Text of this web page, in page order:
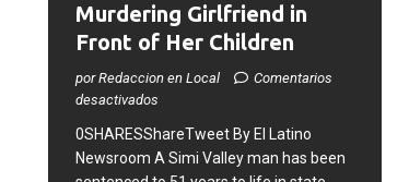
Murdering Girlfriend in
Front of Her Children
por Redaccion en Local
Comentarios
desactivados
0SHARESShareTweet ​By El Latino
Newsroom ​A Simi Valley man has been